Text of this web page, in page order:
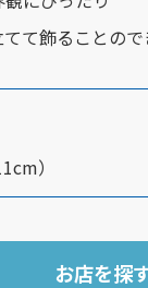
て飾ることので
）
お店を探